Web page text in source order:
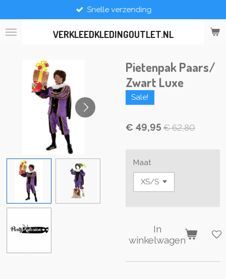
direct
naar
VERKLEEDKLEDINGOUTLET.NL
Snelle verzending
Pietenpak Paars/
Zwart Luxe
Sale!
€ 49,95 € 62,80
Maat
In
winkelwagen